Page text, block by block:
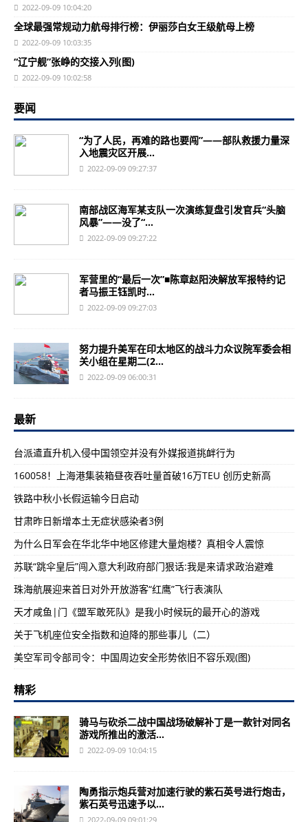
2022-09-09 10:04:20
全球最强常规动力航母排行榜：伊丽莎白女王级航母上榜
2022-09-09 10:03:35
“辽宁舰”张峥的交接入列(图)
2022-09-09 10:02:58
要闻
“为了人民，再难的路也要闯”——部队救援力量深
入地震灾区开展...
2022-09-09 09:27:37
南部战区海军某支队一次演练复盘引发官兵“头脑
风暴”——没了“...
2022-09-09 09:27:22
军营里的“最后一次”■陈章赵阳泱解放军报特约记
者马振王钰凯时...
2022-09-09 09:27:03
努力提升美军在印太地区的战斗力众议院军委会相
关小组在星期二(2...
2022-09-09 06:00:31
最新
台派遣直升机入侵中国领空并没有外媒报道挑衅行为
160058！上海港集装箱昼夜吞吐量首破16万TEU 创历史新高
铁路中秋小长假运输今日启动
甘肃昨日新增本土无症状感染者3例
为什么日军会在华北华中地区修建大量炮楼？真相令人震惊
苏联“跳伞皇后”闯入意大利政府部门狠话:我是来请求政治避难
珠海航展迎来首日对外开放游客“红鹰”飞行表演队
天才咸鱼|门《盟军敢死队》是我小时候玩的最开心的游戏
关于飞机座位安全指数和迫降的那些事儿（二）
美空军司令部司令：中国周边安全形势依旧不容乐观(图)
精彩
骑马与砍杀二战中国战场破解补丁是一款针对同名
游戏所推出的激活...
2022-09-09 10:04:15
陶勇指示炮兵营对加速行驶的紫石英号进行炮击，
紫石英号迅速予以...
2022-09-09 09:01:29